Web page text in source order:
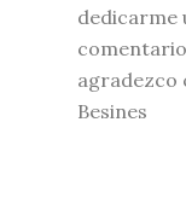
dedicarme
agradezco
Besines